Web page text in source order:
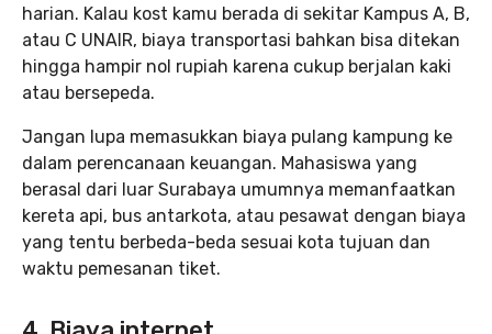
harian. Kalau kost kamu berada di sekitar Kampus A, B,
atau C UNAIR, biaya transportasi bahkan bisa ditekan
hingga hampir nol rupiah karena cukup berjalan kaki
atau bersepeda.
Jangan lupa memasukkan biaya pulang kampung ke
dalam perencanaan keuangan. Mahasiswa yang
berasal dari luar Surabaya umumnya memanfaatkan
kereta api, bus antarkota, atau pesawat dengan biaya
yang tentu berbeda-beda sesuai kota tujuan dan
waktu pemesanan tiket.